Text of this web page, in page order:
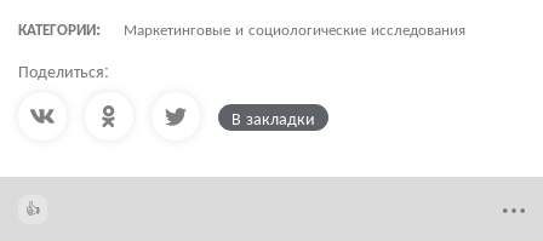
КАТЕГОРИИ: Маркетинговые и социологические исследования
Поделиться:
В закладки